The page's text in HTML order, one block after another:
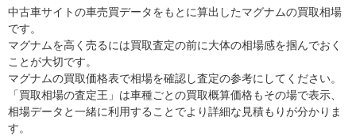
中古車サイトの車売買データをもとに算出したマグナムの買取相場
です。
マグナムを高く売るには買取査定の前に大体の相場感を掴んでおく
ことが大切です。
マグナムの買取価格表で相場を確認し査定の参考にしてください。
「買取相場の査定王」は車種ごとの買取概算価格もその場で表示、
相場データと一緒に利用することでより詳細な見積もりが分かりま
す。